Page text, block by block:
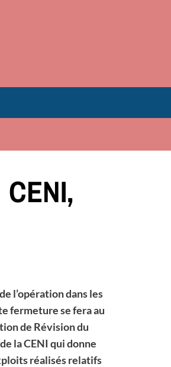
l’opération dans les
fermeture se fera au
de Révision du
la CENI qui donne
réalisés relatifs